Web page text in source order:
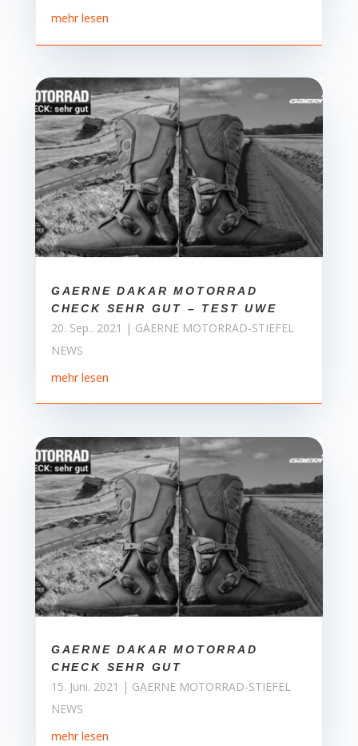
mehr lesen
GAERNE DAKAR MOTORRAD
CHECK SEHR GUT – TEST UWE
20. Sep.. 2021 | GAERNE MOTORRAD-STIEFEL
NEWS
mehr lesen
GAERNE DAKAR MOTORRAD
CHECK SEHR GUT
15. Juni. 2021 | GAERNE MOTORRAD-STIEFEL
NEWS
mehr lesen